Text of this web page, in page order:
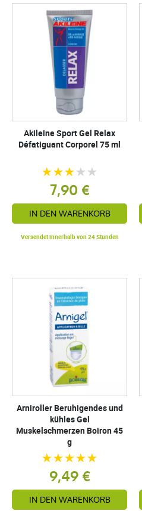
Akileine Sport Gel Relax
Défatiguant Corporel 75 ml
7,90 €
IN DEN WARENKORB
Versendet innerhalb von 24 Stunden
Arniroller Beruhigendes und
kühles Gel
Muskelschmerzen Boiron 45
g
9,49 €
IN DEN WARENKORB